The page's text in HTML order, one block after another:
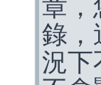
章，
錄，
況下